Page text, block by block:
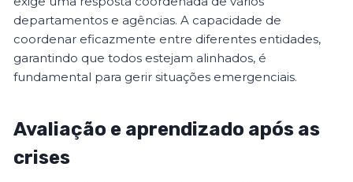
departamentos e agências. A capacidade de
coordenar eficazmente entre diferentes entidades,
garantindo que todos estejam alinhados, é
fundamental para gerir situações emergenciais.
Avaliação e aprendizado após as
crises